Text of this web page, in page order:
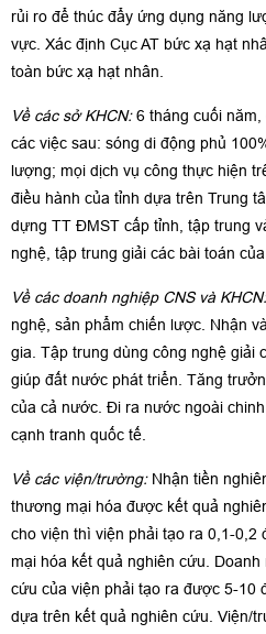
rủi ro để thúc đẩy ứng dụng năng
vực. Xác định Cục AT bức xạ hạt
toàn bức xạ hạt nhân.
Về các sở KHCN:6 tháng cuối năm,
các việc sau: sóng di động phủ
lượng; mọi dịch vụ công thực hiện
điều hành của tỉnh dựa trên Trung
dựng TT ĐMST cấp tỉnh, tập trung
nghệ, tập trung giải các bài toán
Về các doanh nghiệp CNS và
nghệ, sản phẩm chiến lược. Nhận
gia. Tập trung dùng công nghệ giải
giúp đất nước phát triển. Tăng
của cả nước. Đi ra nước ngoài
cạnh tranh quốc tế.
Về các viện/trường: Nhận tiền
thương mại hóa được kết quả
cho viện thì viện phải tạo ra 0,1-0,2
mại hóa kết quả nghiên cứu.
cứu của viện phải tạo ra được 5-10
dựa trên kết quả nghiên cứu. Viện/